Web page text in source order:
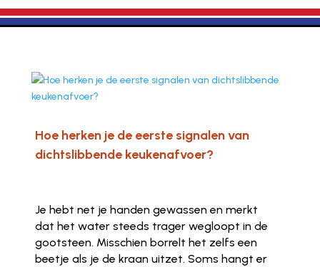
Hoe herken je de eerste signalen van
dichtslibbende keukenafvoer?
Je hebt net je handen gewassen en merkt
dat het water steeds trager wegloopt in de
gootsteen. Misschien borrelt het zelfs een
beetje als je de kraan uitzet. Soms hangt er